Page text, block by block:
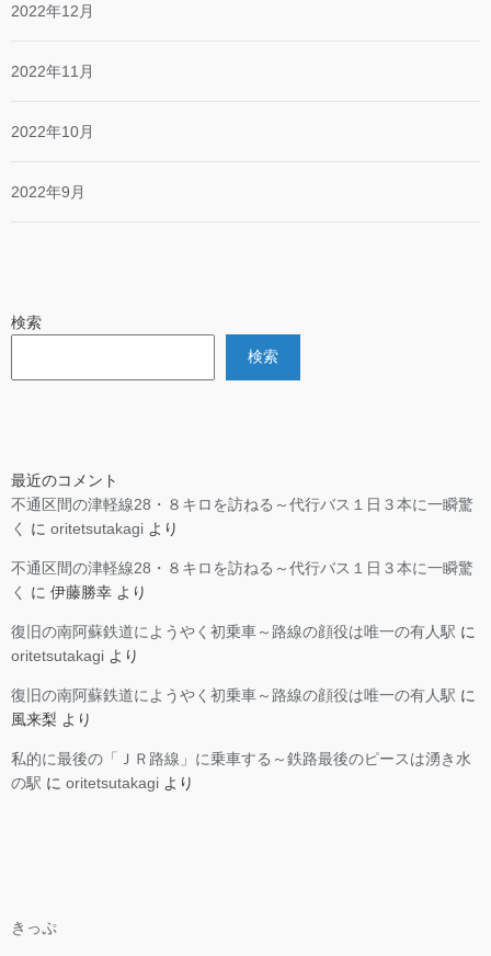
2022年12月
2022年11月
2022年10月
2022年9月
検索
検索
最近のコメント
不通区間の津軽線28・８キロを訪ねる～代行バス１日３本に一瞬驚
く
に oritetsutakagi より
不通区間の津軽線28・８キロを訪ねる～代行バス１日３本に一瞬驚
く
に 伊藤勝幸 より
復旧の南阿蘇鉄道にようやく初乗車～路線の顔役は唯一の有人駅 に
oritetsutakagi より
復旧の南阿蘇鉄道にようやく初乗車～路線の顔役は唯一の有人駅 に
風来梨 より
私的に最後の「ＪＲ路線」に乗車する～鉄路最後のピースは湧き水
の駅 に oritetsutakagi より
きっぷ